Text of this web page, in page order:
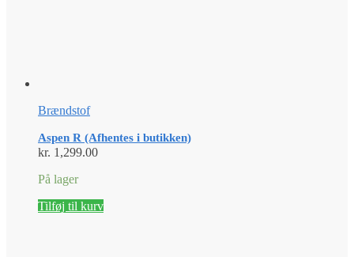
Brændstof
Aspen R (Afhentes i butikken)
kr. 1,299.00
På lager
Tilføj til kurv